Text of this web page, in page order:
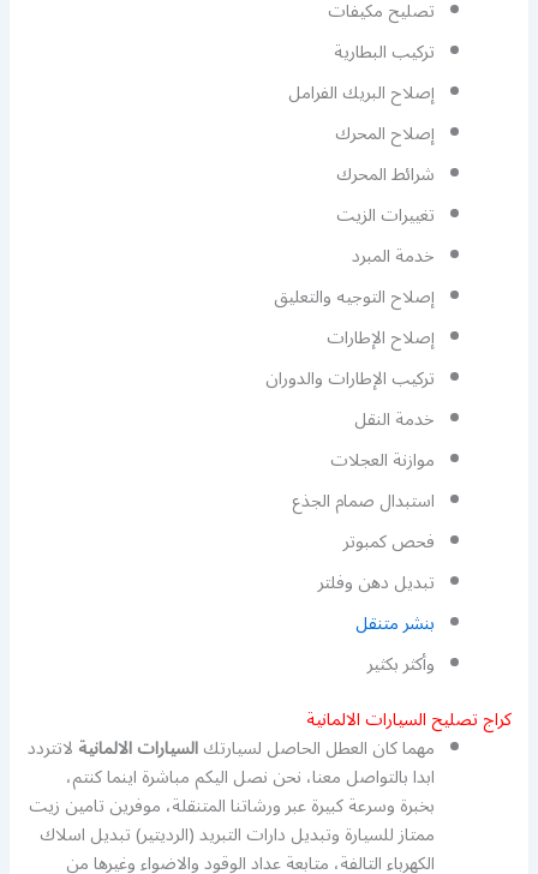
تصليح مكيفات
تركيب البطارية
إصلاح البريك الفرامل
إصلاح المحرك
شرائط المحرك
تغييرات الزيت
خدمة المبرد
إصلاح التوجيه والتعليق
إصلاح الإطارات
تركيب الإطارات والدوران
خدمة النقل
موازنة العجلات
استبدال صمام الجذع
فحص كمبوتر
تبديل دهن وفلتر
بنشر متنقل
وأكثر بكثير
كراج تصليح السيارات الالمانية
مهما كان العطل الحاصل لسيارتكالسيارات الالمانيةلاتتردد
ابدا بالتواصل معنا، نحن نصل اليكم مباشرة اينما كنتم،
بخبرة وسرعة كبيرة عبر ورشاتنا المتنقلة، موفرين تامين زيت
ممتاز للسيارة وتبديل دارات التبريد (الرديتير) تبديل اسلاك
الكهرباء التالفة، متابعة عداد الوقود والاضواء وغيرها من